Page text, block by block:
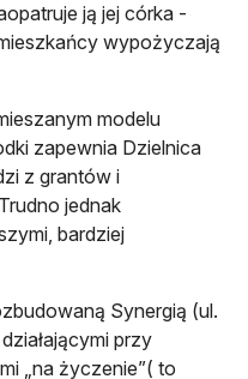
ją jej córka -
wypożyczają
modelu
zapewnia Dzielnica
z grantów i
jednak
bardziej
Synergią (ul.
przy
„na życzenie”( to